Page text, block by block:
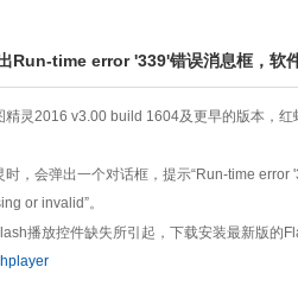
Run-time error '339'错误消息框，软
精灵2016 v3.00 build 1604及更早的版本，
，会弹出一个对话框，提示“Run-time
or invalid”。
播放控件缺失所引起，下载安装最新版的